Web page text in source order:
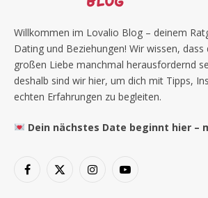
Willkommen im Lovalio Blog – deinem
Dating und Beziehungen! Wir wissen, dass
großen Liebe manchmal herausfordernd
deshalb sind wir hier, um dich mit Tipps,
echten Erfahrungen zu begleiten.
Dein nächstes Date beginnt hier –
Facebook
X
InstagramYouTube